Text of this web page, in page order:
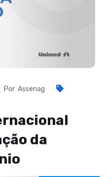
Por Assenag
da